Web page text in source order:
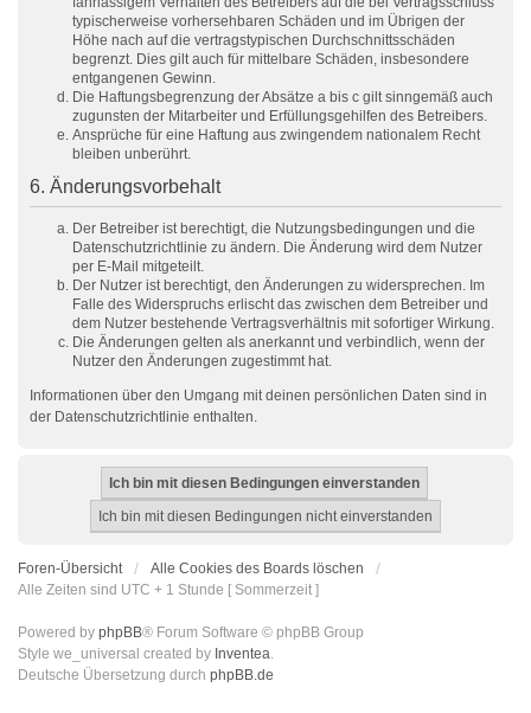
typischerweise vorhersehbaren Schäden und im Übrigen der
Höhe nach auf die vertragstypischen Durchschnittsschäden
begrenzt. Dies gilt auch für mittelbare Schäden, insbesondere
entgangenen Gewinn.
Die Haftungsbegrenzung der Absätze a bis c gilt sinngemäß auch
zugunsten der Mitarbeiter und Erfüllungsgehilfen des Betreibers.
Ansprüche für eine Haftung aus zwingendem nationalem Recht
bleiben unberührt.
6. Änderungsvorbehalt
Der Betreiber ist berechtigt, die Nutzungsbedingungen und die
Datenschutzrichtlinie zu ändern. Die Änderung wird dem Nutzer
per E-Mail mitgeteilt.
Der Nutzer ist berechtigt, den Änderungen zu widersprechen. Im
Falle des Widerspruchs erlischt das zwischen dem Betreiber und
dem Nutzer bestehende Vertragsverhältnis mit sofortiger Wirkung.
Die Änderungen gelten als anerkannt und verbindlich, wenn der
Nutzer den Änderungen zugestimmt hat.
Informationen über den Umgang mit deinen persönlichen Daten sind in
der Datenschutzrichtlinie enthalten.
Foren-Übersicht
Alle Cookies des Boards löschen
Alle Zeiten sind UTC + 1 Stunde [ Sommerzeit ]
Powered by phpBB® Forum Software © phpBB Group
Style we_universal created by Inventea.
Deutsche Übersetzung durch phpBB.de